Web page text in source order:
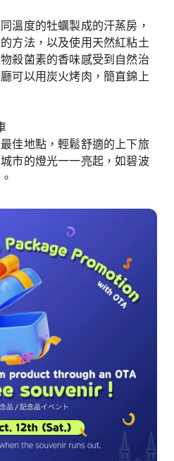
溫度的牡蠣製成的汗蒸房，
方法，以及使用天然紅粘土
殺菌素的香味感受到自然治
可以用炭火烤肉，簡直錦上
佳地點，輕鬆舒適的上下旅
市的燈光一一亮起，如碧波